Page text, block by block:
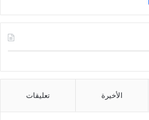
الأخيرة تعليقات